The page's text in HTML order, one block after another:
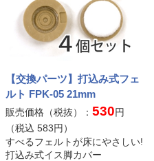
【交換パーツ】打込み式フェ
ルト FPK-05 21mm
販売価格（税抜）：530円
（税込583円）
すべるフェルトが床にやさしい!
打込み式イス脚カバー